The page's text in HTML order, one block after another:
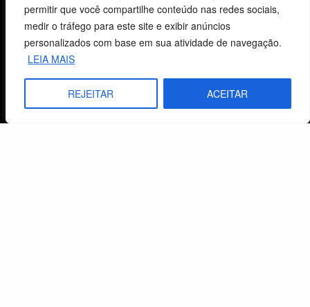
permitir que você compartilhe conteúdo nas redes sociais,
medir o tráfego para este site e exibir anúncios
personalizados com base em sua atividade de navegação.
LEIA MAIS
REJEITAR ACEITAR
Atendimento ao Cliente
Livraria